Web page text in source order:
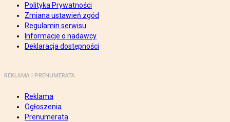
Polityka Prywatności
Zmiana ustawień zgód
Regulamin serwisu
Informacje o nadawcy
Deklaracja dostępności
REKLAMA I PRENUMERATA
Reklama
Ogłoszenia
Prenumerata